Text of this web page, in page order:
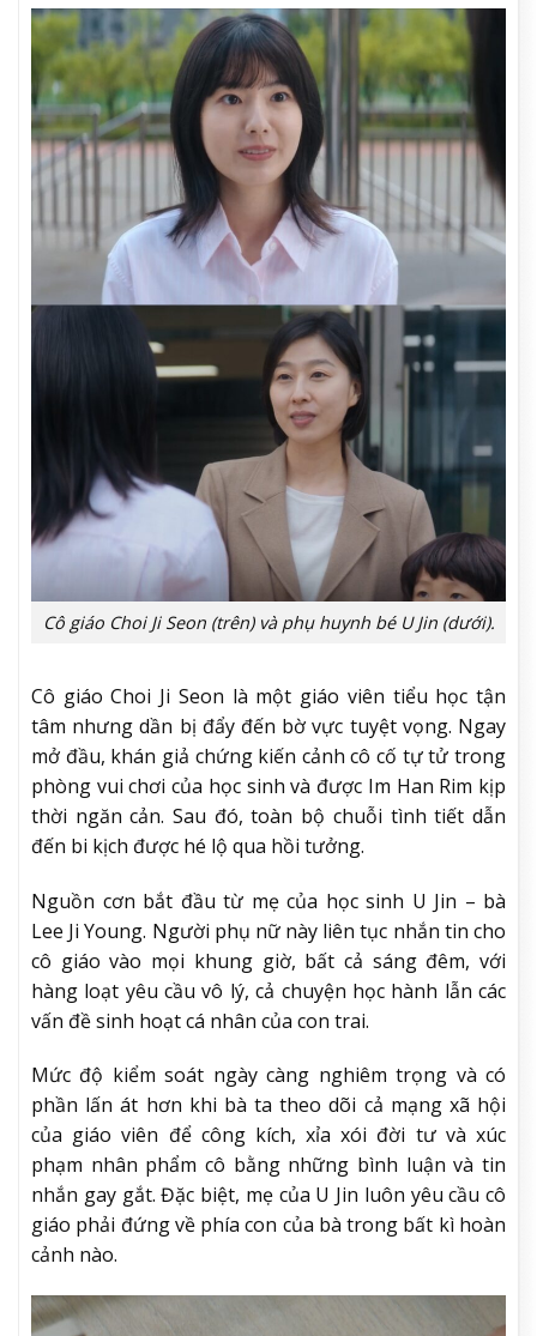
Cô giáo Choi Ji Seon (trên) và phụ huynh bé U Jin (dưới).
Cô giáo Choi Ji Seon là một giáo viên tiểu học tận
tâm nhưng dần bị đẩy đến bờ vực tuyệt vọng. Ngay
mở đầu, khán giả chứng kiến cảnh cô cố tự tử trong
phòng vui chơi của học sinh và được Im Han Rim kịp
thời ngăn cản. Sau đó, toàn bộ chuỗi tình tiết dẫn
đến bi kịch được hé lộ qua hồi tưởng.
Nguồn cơn bắt đầu từ mẹ của học sinh U Jin – bà
Lee Ji Young. Người phụ nữ này liên tục nhắn tin cho
cô giáo vào mọi khung giờ, bất cả sáng đêm, với
hàng loạt yêu cầu vô lý, cả chuyện học hành lẫn các
vấn đề sinh hoạt cá nhân của con trai.
Mức độ kiểm soát ngày càng nghiêm trọng và có
phần lấn át hơn khi bà ta theo dõi cả mạng xã hội
của giáo viên để công kích, xỉa xói đời tư và xúc
phạm nhân phẩm cô bằng những bình luận và tin
nhắn gay gắt. Đặc biệt, mẹ của U Jin luôn yêu cầu cô
giáo phải đứng về phía con của bà trong bất kì hoàn
cảnh nào.